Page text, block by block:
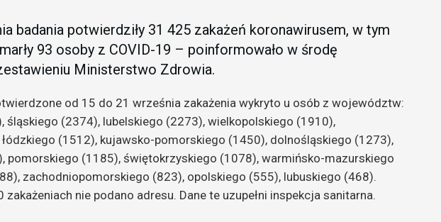
badania potwierdziły 31 425 zakażeń koronawirusem, w tym
93 osoby z COVID-19 – poinformowało w środę
Ministerstwo Zdrowia.
od 15 do 21 września zakażenia wykryto u osób z województw:
śląskiego (2374), lubelskiego (2273), wielkopolskiego (1910),
(1512), kujawsko-pomorskiego (1450), dolnośląskiego (1273),
pomorskiego (1185), świętokrzyskiego (1078), warmińsko-mazurskiego
zachodniopomorskiego (823), opolskiego (555), lubuskiego (468).
nie podano adresu. Dane te uzupełni inspekcja sanitarna.